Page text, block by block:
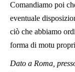
Comandiamo poi
eventuale
ciò che abbiamo
forma di motu
Dato a Roma,